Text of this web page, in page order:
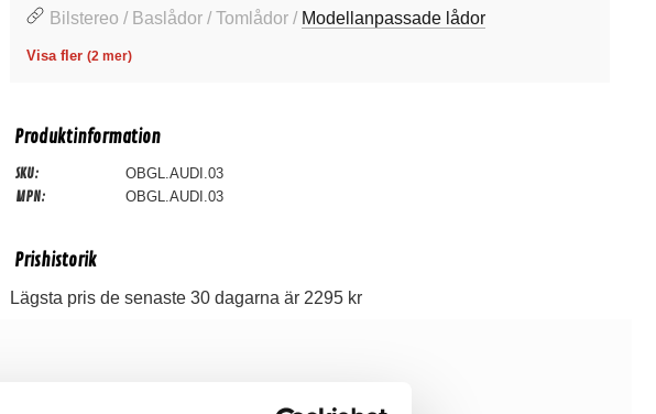
Bilstereo / Baslådor / Tomlådor / Modellanpassade lådor
Visa fler (2 mer)
Produktinformation
SKU: OBGL.AUDI.03
MPN: OBGL.AUDI.03
Prishistorik
Lägsta pris de senaste 30 dagarna är 2295 kr